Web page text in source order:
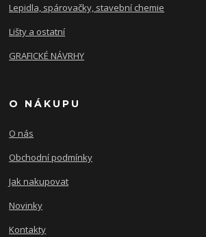
Lepidla, spárovačky, stavební chemie
Lišty a ostatní
GRAFICKÉ NÁVRHY
O NÁKUPU
O nás
Obchodní podmínky
Jak nakupovat
Novinky
Kontakty